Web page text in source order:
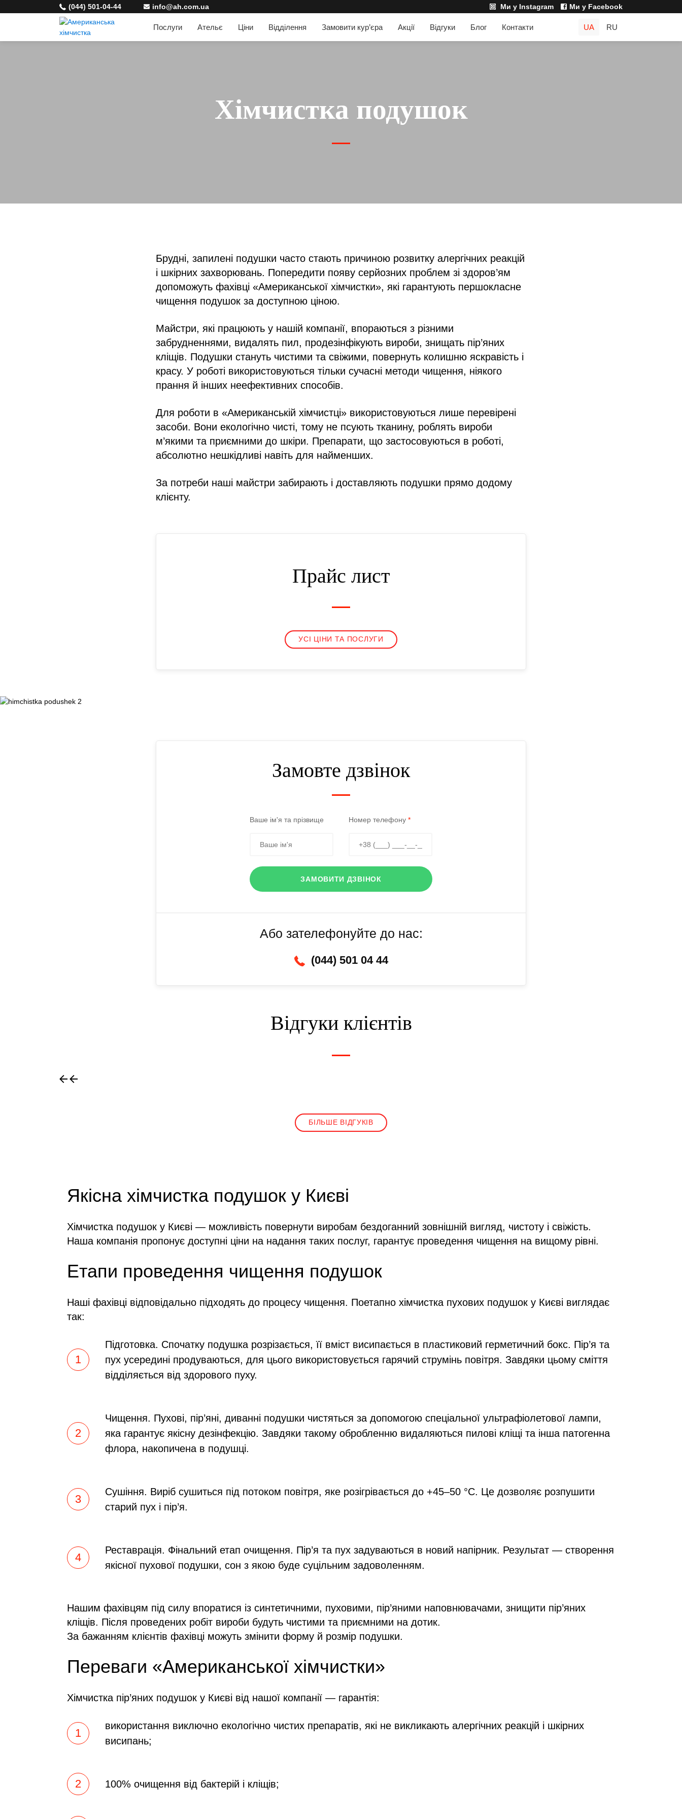
(044) 501-04-44 info@ah.com.ua Ми у Instagram Ми у Facebook
Послуги Ательє Ціни Відділення Замовити кур’єра Акції Відгуки Блог Контакти UA RU
Хімчистка подушок
Брудні, запилені подушки часто стають причиною розвитку алергічних реакцій
і шкірних захворювань. Попередити появу серйозних проблем зі здоров’ям
допоможуть фахівці «Американської хімчистки», які гарантують першокласне
чищення подушок за доступною ціною.
Майстри, які працюють у нашій компанії, впораються з різними
забрудненнями, видалять пил, продезінфікують вироби, знищать пір’яних
кліщів. Подушки стануть чистими та свіжими, повернуть колишню яскравість і
красу. У роботі використовуються тільки сучасні методи чищення, ніякого
прання й інших неефективних способів.
Для роботи в «Американській хімчистці» використовуються лише перевірені
засоби. Вони екологічно чисті, тому не псують тканину, роблять вироби
м’якими та приємними до шкіри. Препарати, що застосовуються в роботі,
абсолютно нешкідливі навіть для найменших.
За потреби наші майстри забирають і доставляють подушки прямо додому
клієнту.
Прайс лист
УСІ ЦІНИ ТА ПОСЛУГИ
Замовте дзвінок
Ваше ім'я та прізвище Номер телефону *
ЗАМОВИТИ ДЗВІНОК
Або зателефонуйте до нас:
(044) 501 04 44
Відгуки клієнтів
БІЛЬШЕ ВІДГУКІВ
Якісна хімчистка подушок у Києві
Хімчистка подушок у Києві — можливість повернути виробам бездоганний зовнішній вигляд, чистоту і свіжість.
Наша компанія пропонує доступні ціни на надання таких послуг, гарантує проведення чищення на вищому рівні.
Етапи проведення чищення подушок
Наші фахівці відповідально підходять до процесу чищення. Поетапно хімчистка пухових подушок у Києві виглядає
так:
Підготовка. Спочатку подушка розрізається, її вміст висипається в пластиковий герметичний бокс. Пір’я та
пух усередині продуваються, для цього використовується гарячий струмінь повітря. Завдяки цьому сміття
відділяється від здорового пуху.
Чищення. Пухові, пір’яні, диванні подушки чистяться за допомогою спеціальної ультрафіолетової лампи,
яка гарантує якісну дезінфекцію. Завдяки такому обробленню видаляються пилові кліщі та інша патогенна
флора, накопичена в подушці.
Сушіння. Виріб сушиться під потоком повітря, яке розігрівається до +45–50 °С. Це дозволяє розпушити
старий пух і пір’я.
Реставрація. Фінальний етап очищення. Пір’я та пух задуваються в новий напірник. Результат — створення
якісної пухової подушки, сон з якою буде суцільним задоволенням.
Нашим фахівцям під силу впоратися із синтетичними, пуховими, пір’яними наповнювачами, знищити пір’яних
кліщів. Після проведених робіт вироби будуть чистими та приємними на дотик.
За бажанням клієнтів фахівці можуть змінити форму й розмір подушки.
Переваги «Американської хімчистки»
Хімчистка пір’яних подушок у Києві від нашої компанії — гарантія:
використання виключно екологічно чистих препаратів, які не викликають алергічних реакцій і шкірних
висипань;
100% очищення від бактерій і кліщів;